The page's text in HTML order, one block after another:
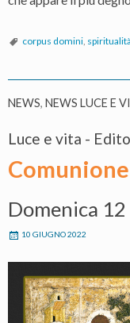
corpus domini, spiritualità
NEWS, NEWS LUCE E
Luce e vita -
Domenica
10 GIUGNO 2022